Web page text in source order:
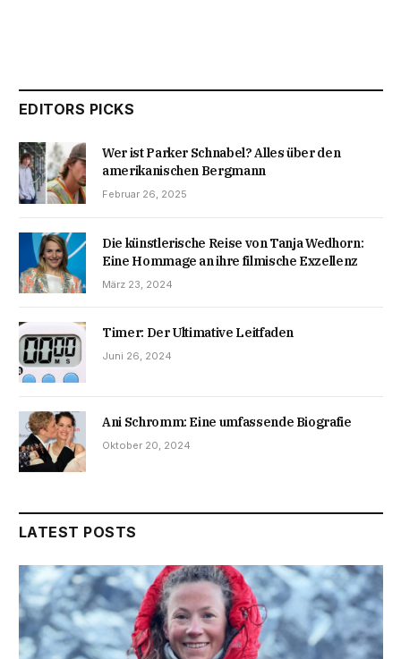
EDITORS PICKS
Wer ist Parker Schnabel? Alles über den
amerikanischen Bergmann
Februar 26, 2025
Die künstlerische Reise von Tanja Wedhorn:
Eine Hommage an ihre filmische Exzellenz
März 23, 2024
Timer: Der Ultimative Leitfaden
Juni 26, 2024
Ani Schromm: Eine umfassende Biografie
Oktober 20, 2024
LATEST POSTS